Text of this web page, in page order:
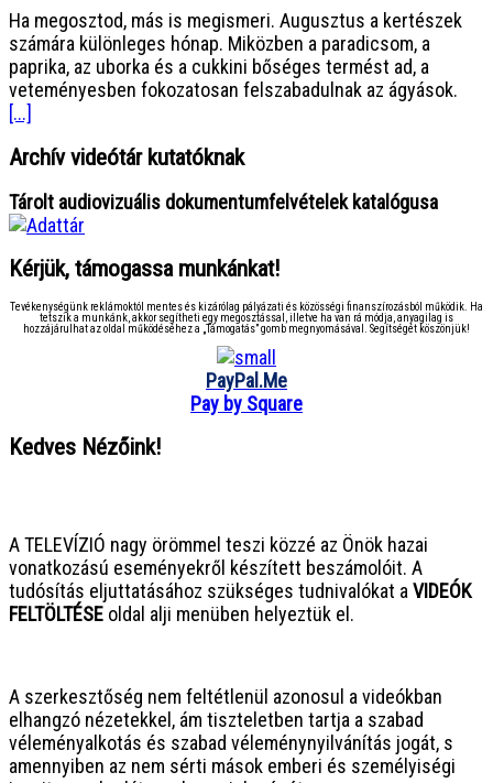
Ha megosztod, más is megismeri. Augusztus a kertészek
számára különleges hónap. Miközben a paradicsom, a
paprika, az uborka és a cukkini bőséges termést ad, a
veteményesben fokozatosan felszabadulnak az ágyások.
[...]
Archív videótár kutatóknak
Tárolt audiovizuális dokumentumfelvételek katalógusa
Kérjük, támogassa munkánkat!
Tevékenységünk reklámoktól mentes és kizárólag pályázati és közösségi finanszírozásból működik. Ha
tetszik a munkánk, akkor segítheti egy megosztással, illetve ha van rá módja, anyagilag is
hozzájárulhat az oldal működéséhez a „Támogatás” gomb megnyomásával. Segítségét köszönjük!
PayPal.Me
Pay by Square
Kedves Nézőink!
A TELEVÍZIÓ nagy örömmel teszi közzé az Önök hazai
vonatkozású eseményekről készített beszámolóit. A
tudósítás eljuttatásához szükséges tudnivalókat a VIDEÓK
FELTÖLTÉSE oldal alji menüben helyeztük el.
A szerkesztőség nem feltétlenül azonosul a videókban
elhangzó nézetekkel, ám tiszteletben tartja a szabad
véleményalkotás és szabad véleménynyilvánítás jogát, s
amennyiben az nem sérti mások emberi és személyiségi